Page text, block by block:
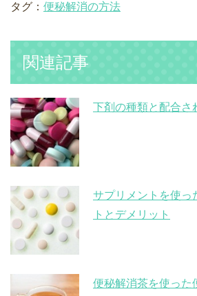
タグ： 便秘解消の方法
関連記事
下剤の種類と配合さ
サプリメントを使っ
トとデメリット
便秘解消茶を使った